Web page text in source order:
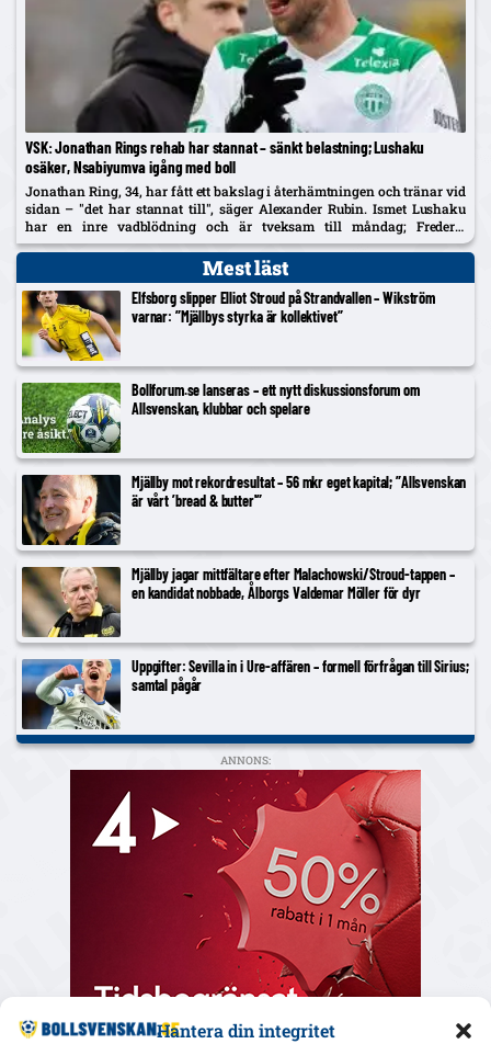
Hantera din integritet
VSK: Jonathan Rings rehab har stannat – sänkt belastning; Lushaku
osäker, Nsabiyumva igång med boll
Jonathan Ring, 34, har fått ett bakslag i återhämtningen och tränar vid
sidan – "det har stannat till", säger Alexander Rubin. Ismet Lushaku
har en inre vadblödning och är tveksam till måndag; Frederic
Nsabiyumva har påbörjat individuella bollpass.
Mest läst
Elfsborg slipper Elliot Stroud på Strandvallen – Wikström
varnar: ”Mjällbys styrka är kollektivet”
Bollforum.se lanseras – ett nytt diskussionsforum om
Allsvenskan, klubbar och spelare
Mjällby mot rekordresultat – 56 mkr eget kapital; ”Allsvenskan
är vårt ’bread & butter'”
Mjällby jagar mittfältare efter Malachowski/Stroud-tappen –
en kandidat nobbade, Ålborgs Valdemar Möller för dyr
Uppgifter: Sevilla in i Ure-affären – formell förfrågan till Sirius;
samtal pågår
ANNONS: